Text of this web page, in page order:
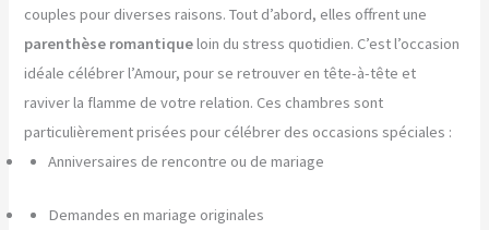
couples pour diverses raisons. Tout d’abord, elles offrent une
parenthèse romantiqueloin du stress quotidien. C’est l’occasion
idéale célébrer l’Amour, pour se retrouver en tête-à-tête et
raviver la flamme de votre relation. Ces chambres sont
particulièrement prisées pour célébrer des occasions spéciales :
Anniversaires de rencontre ou de mariage
Demandes en mariage originales